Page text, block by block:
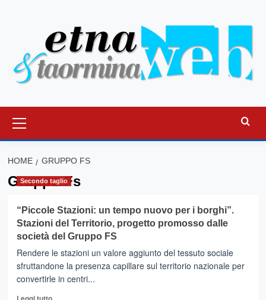
principale
HOME GRUPPO FS
Gruppo Fs
Secondo taglio
“Piccole Stazioni: un tempo nuovo per i borghi”.
Stazioni del Territorio, progetto promosso dalle
società del Gruppo FS
Rendere le stazioni un valore aggiunto del tessuto sociale
sfruttandone la presenza capillare sul territorio nazionale per
convertirle in centri...
Leggi